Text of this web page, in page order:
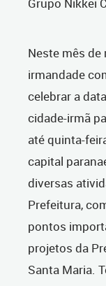
Grupo Nikkei
Neste mês de
irmandade
celebrar a
cidade-irmã
até quinta-
capital
diversas
Prefeitura,
pontos
projetos da
Santa Maria.